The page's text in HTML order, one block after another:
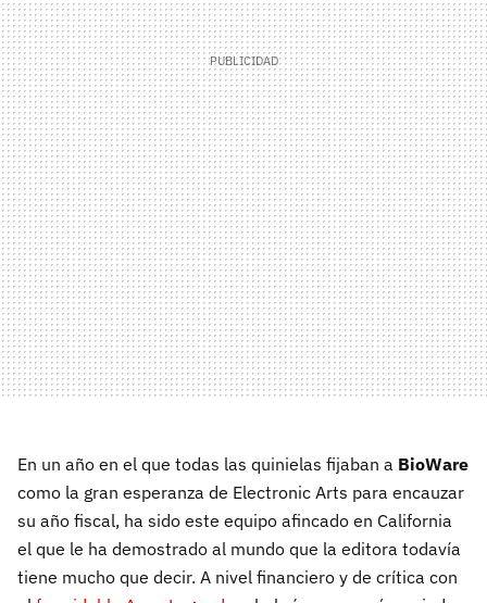
En un año en el que todas las quinielas fijaban a BioWare
como la gran esperanza de Electronic Arts para encauzar
su año fiscal, ha sido este equipo afincado en California
el que le ha demostrado al mundo que la editora todavía
tiene mucho que decir. A nivel financiero y de crítica con